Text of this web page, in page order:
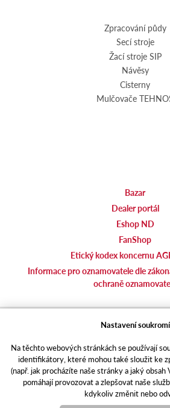
Zpracování půdy
Secí stroje
Žací stroje SIP
Návěsy
Cisterny
Mulčovače
Bazar
Dealer portál
Eshop ND
FanShop
Etický kodex koncernu
Informace pro oznamovatele dle
ochraně
agrotec.cz
portal.caseklub.cz
shop.agrics.cz
traktorbazar.cz
eshop.agrics.cz/cs
Nastavení soukromí
Na těchto webových stránkách se používají
identifikátory, které mohou také sloužit ke
(např. jak procházíte naše stránky a jaký obsah
pomáhají provozovat a zlepšovat naše
kdykoliv změnit nebo